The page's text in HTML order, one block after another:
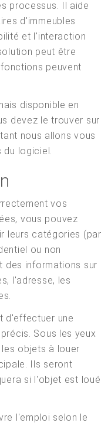
processus. Il aide
d'immeubles
et l'interaction
peut être
peuvent
disponible en
devez le trouver sur
nous allons vous
logiciel.
vos
vous pouvez
leurs catégories (par
ou non
des informations sur
l'adresse, les
d'effectuer une
Sous les yeux
objets à louer
Ils seront
si l'objet est loué
l'emploi selon le